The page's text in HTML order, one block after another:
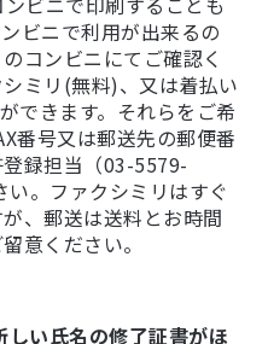
ビニで利用が出来るの
コンビニにてご確認く
ミリ(無料)、又は着払い
できます。それらをご希
番号又は郵送先の郵便番
録担当（03-5579-
。ファクシミリはすぐ
、郵送は送料とお時間
意ください。
い氏名の修了証書がほ